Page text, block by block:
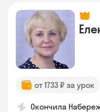
от 1733 ₽ за урок
Окончила